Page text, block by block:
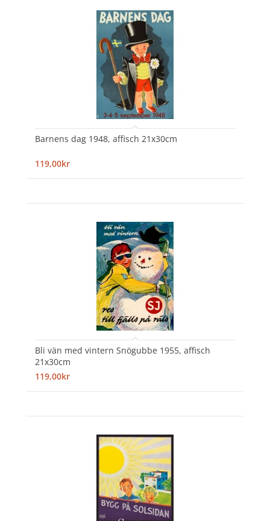
Barnens dag 1948, affisch 21x30cm
119,00kr
Bli vän med vintern Snögubbe 1955, affisch
21x30cm
119,00kr